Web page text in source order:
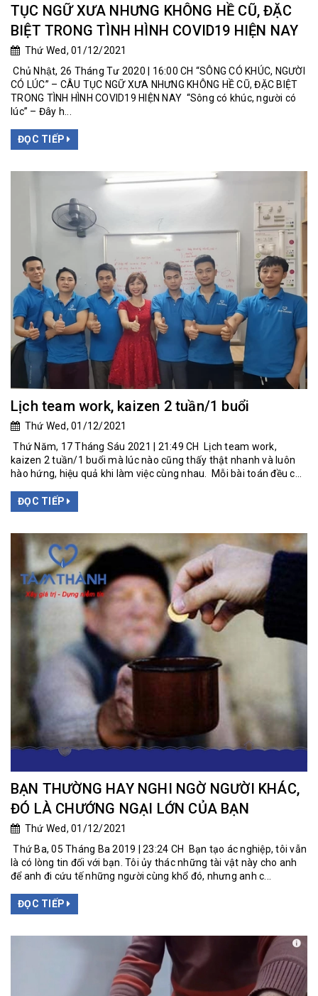
TỤC NGỮ XƯA NHƯNG KHÔNG HỀ CŨ, ĐẶC
BIỆT TRONG TÌNH HÌNH COVID19 HIỆN NAY
Thứ Wed, 01/12/2021
Chủ Nhật, 26 Tháng Tư 2020 | 16:00 CH “SÔNG CÓ KHÚC, NGƯỜI
CÓ LÚC” – CÂU TỤC NGỮ XƯA NHƯNG KHÔNG HỀ CŨ, ĐẶC BIỆT
TRONG TÌNH HÌNH COVID19 HIỆN NAY “Sông có khúc, người có
lúc” – Đây h...
ĐỌC TIẾP
Lịch team work, kaizen 2 tuần/1 buổi
Thứ Wed, 01/12/2021
Thứ Năm, 17 Tháng Sáu 2021 | 21:49 CH Lịch team work,
kaizen 2 tuần/1 buổi mà lúc nào cũng thấy thật nhanh và luôn
hào hứng, hiệu quả khi làm việc cùng nhau. Mỗi bài toán đều c...
ĐỌC TIẾP
BẠN THƯỜNG HAY NGHI NGỜ NGƯỜI KHÁC,
ĐÓ LÀ CHƯỚNG NGẠI LỚN CỦA BẠN
Thứ Wed, 01/12/2021
Thứ Ba, 05 Tháng Ba 2019 | 23:24 CH Bạn tạo ác nghiệp, tôi vẫn
là có lòng tin đối với bạn. Tôi ủy thác những tài vật này cho anh
để anh đi cứu tế những người cùng khổ đó, nhưng anh c...
ĐỌC TIẾP